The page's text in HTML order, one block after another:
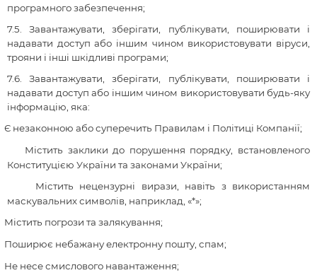
програмного забезпечення;
7.5 . Завантажувати, зберігати, публікувати, поширювати і
надавати доступ або іншим чином використовувати віруси,
трояни і інші шкідливі програми;
7.6 . Завантажувати, зберігати, публікувати, поширювати і
надавати доступ або іншим чином використовувати будь-яку
інформацію, яка:
Є незаконною або суперечить Правилам і Політиці Компанії;
Містить заклики до порушення порядку, встановленого
Конституцією України та законами України;
Містить нецензурні вирази, навіть з використанням
маскувальних символів, наприклад, «*»;
Містить погрози та залякування;
Поширює небажану електронну пошту, спам;
Не несе смислового навантаження;